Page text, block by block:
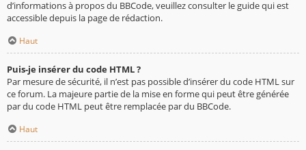
d’informations à propos du BBCode, veuillez consulter le guide qui est
accessible depuis la page de rédaction.
Haut
Puis-je insérer du code HTML ?
Par mesure de sécurité, il n’est pas possible d’insérer du code HTML sur
ce forum. La majeure partie de la mise en forme qui peut être générée
par du code HTML peut être remplacée par du BBCode.
Haut